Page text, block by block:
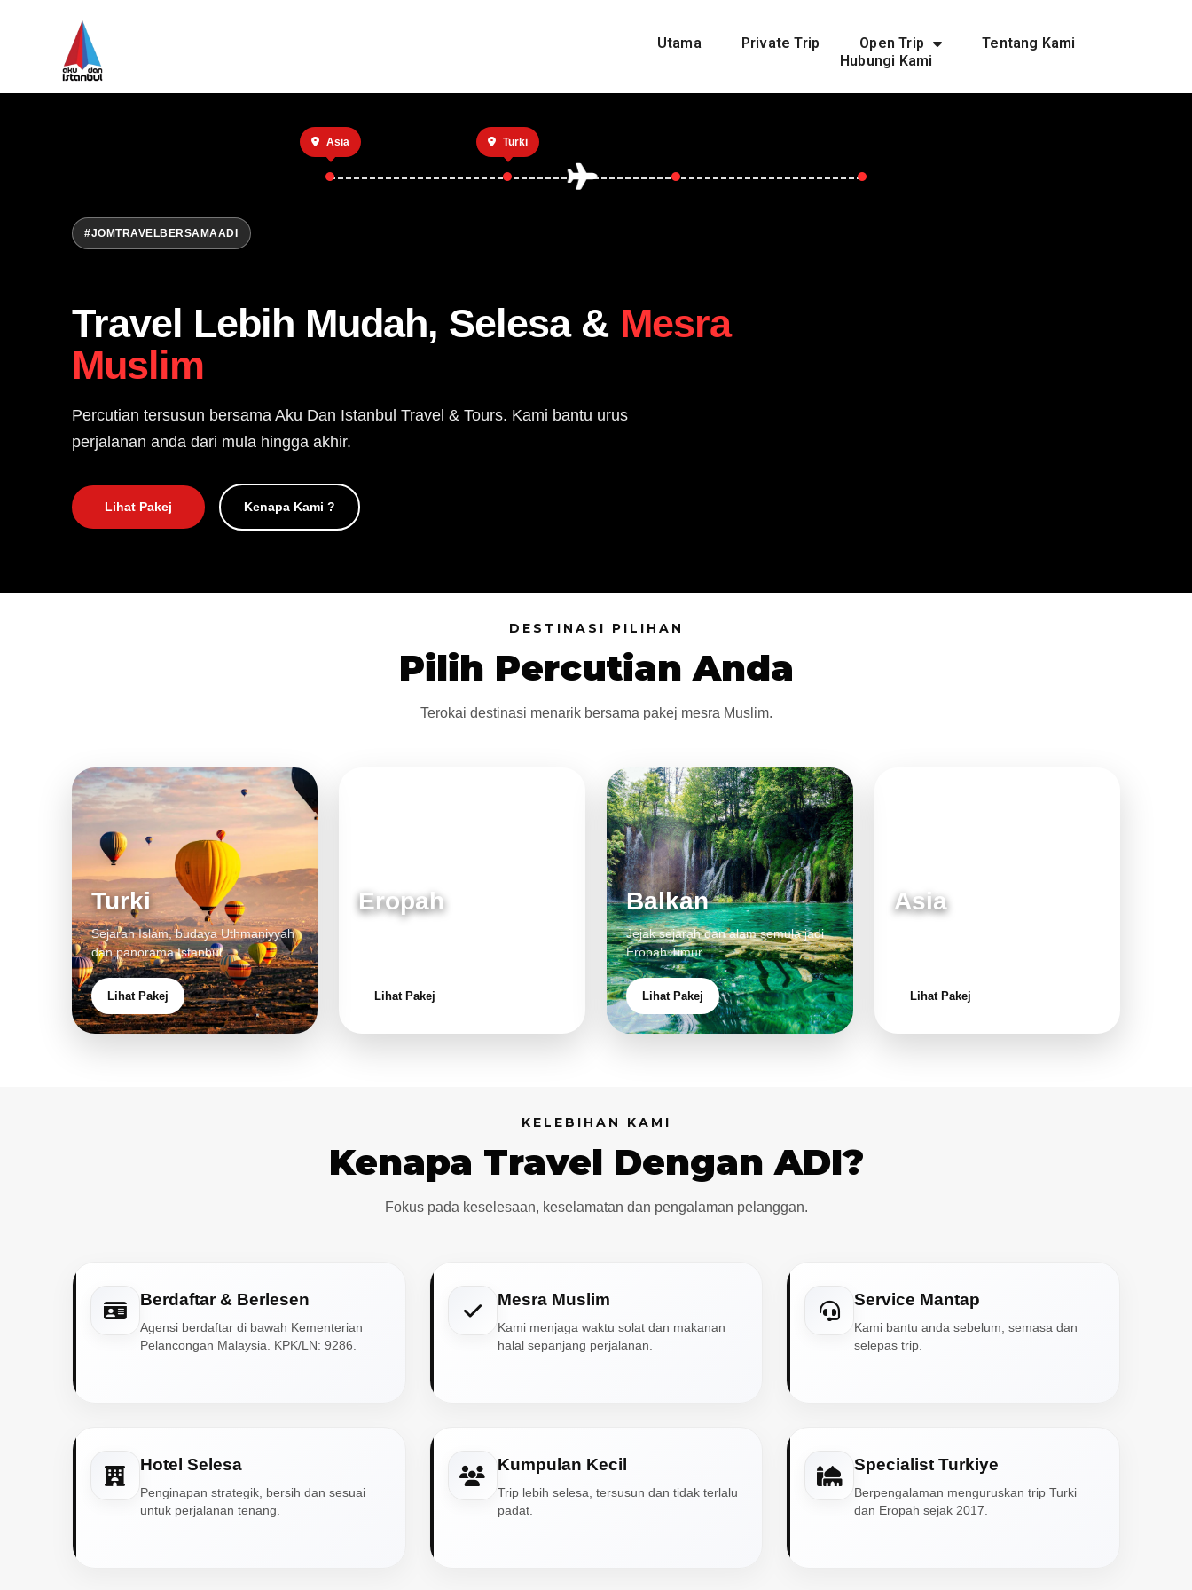
Utama Private Trip Open Trip
Tentang Kami
Hubungi Kami
Asia Turki
#JOMTRAVELBERSAMAADI
Travel Lebih Mudah, Selesa & Mesra
Muslim
Percutian tersusun bersama Aku Dan Istanbul Travel & Tours. Kami bantu urus
perjalanan anda dari mula hingga akhir.
Lihat Pakej Kenapa Kami ?
DESTINASI PILIHAN
Pilih Percutian Anda
Terokai destinasi menarik bersama pakej mesra Muslim.
Turki
Sejarah Islam, budaya Uthmaniyyah
dan panorama Istanbul.
Lihat Pakej
Eropah
Lihat Pakej
Balkan
Jejak sejarah dan alam semula jadi
Eropah Timur.
Lihat Pakej
Asia
Lihat Pakej
KELEBIHAN KAMI
Kenapa Travel Dengan ADI?
Fokus pada keselesaan, keselamatan dan pengalaman pelanggan.
Berdaftar & Berlesen
Agensi berdaftar di bawah Kementerian
Pelancongan Malaysia. KPK/LN: 9286.
Mesra Muslim
Kami menjaga waktu solat dan makanan
halal sepanjang perjalanan.
Service Mantap
Kami bantu anda sebelum, semasa dan
selepas trip.
Hotel Selesa
Penginapan strategik, bersih dan sesuai
untuk perjalanan tenang.
Kumpulan Kecil
Trip lebih selesa, tersusun dan tidak terlalu
padat.
Specialist Turkiye
Berpengalaman menguruskan trip Turki
dan Eropah sejak 2017.